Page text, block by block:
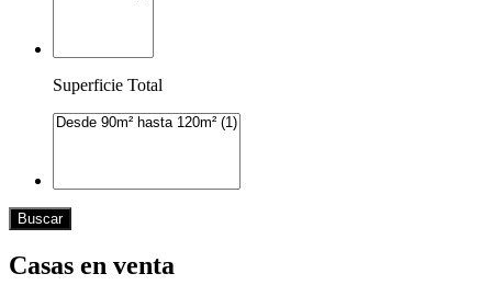
Superficie Total
Buscar
Casas en venta